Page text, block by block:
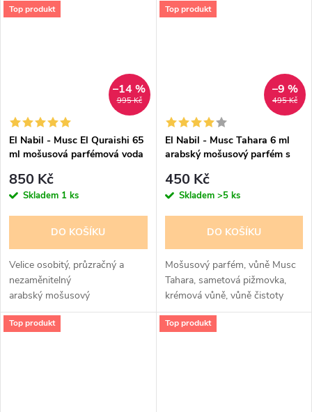
Top produkt
995 Kč
–14 %
El Nabil - Musc El Quraishi 65
ml mošusová parfémová voda
850 Kč
Skladem 1 ks
DO KOŠÍKU
Velice osobitý, průzračný a
nezaměnitelný
arabský mošusový
pižmový parfém pro ženy. Vůně
čistoty a nevinosti
Top produkt
495 Kč
–9 %
El Nabil - Musc Tahara 6 ml
arabský mošusový parfém s
450 Kč
Skladem >5 ks
DO KOŠÍKU
Mošusový parfém, vůně Musc
Tahara, sametová pižmovka,
krémová vůně, vůně čistoty
Top produkt Top produkt